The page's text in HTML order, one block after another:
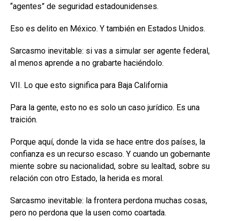
“agentes” de seguridad estadounidenses.
Eso es delito en México. Y también en Estados Unidos.
Sarcasmo inevitable: si vas a simular ser agente federal,
al menos aprende a no grabarte haciéndolo.
VII. Lo que esto significa para Baja California
Para la gente, esto no es solo un caso jurídico. Es una
traición.
Porque aquí, donde la vida se hace entre dos países, la
confianza es un recurso escaso. Y cuando un gobernante
miente sobre su nacionalidad, sobre su lealtad, sobre su
relación con otro Estado, la herida es moral.
Sarcasmo inevitable: la frontera perdona muchas cosas,
pero no perdona que la usen como coartada.